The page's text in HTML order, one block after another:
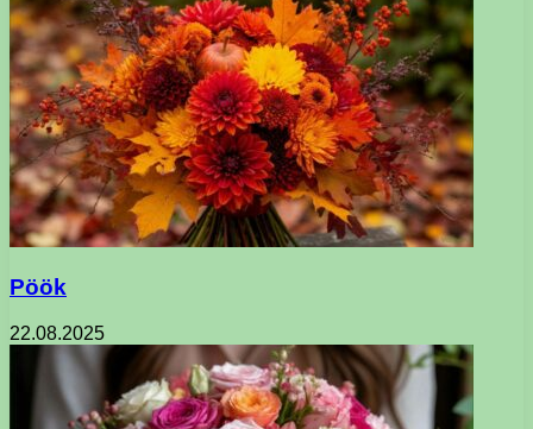
Pöök
22.08.2025